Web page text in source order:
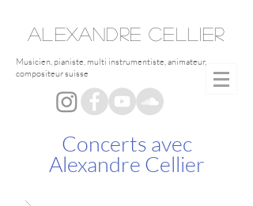
ALEXANDRE CELLIER
Musicien, pianiste, multi instrumentiste, animateur,
compositeur suisse
Concerts avec
Alexandre Cellier